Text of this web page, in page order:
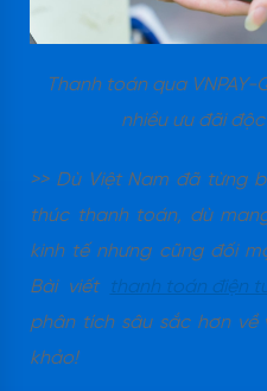
Thanh toán qua
nhiều ưu đãi
>> Dù Việt Nam đã từng
thúc thanh toán, dù
kinh tế nhưng cũng đối
Bài viết thanh toán điện
phân tích sâu sắc hơn
khảo!